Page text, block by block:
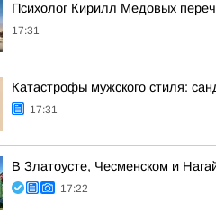
Психолог Кирилл Медовых
17:31
Катастрофы мужского стиля:
17:31
В Златоусте, Чесменском и
17:22